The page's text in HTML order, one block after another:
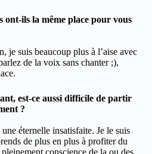
ont-ils la même place pour vous
je suis beaucoup plus à l’aise avec
de la voix sans chanter ;),
est-ce aussi difficile de partir
?
éternelle insatisfaite. Je le suis
de plus en plus à profiter du
conscience de la ou des